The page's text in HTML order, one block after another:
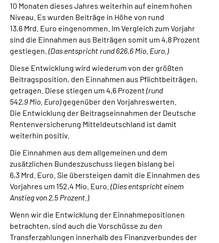
10 Monaten dieses Jahres weiterhin auf einem hohen
Niveau. Es wurden Beiträge in Höhe von rund
13,6 Mrd. Euro eingenommen. Im Vergleich zum Vorjahr
sind die Einnahmen aus Beiträgen somit um 4,8 Prozent
gestiegen. (Das entspricht rund 626,6 Mio. Euro.)
Diese Entwicklung wird wiederum von der größten
Beitragsposition, den Einnahmen aus Pflichtbeiträgen,
getragen. Diese stiegen um 4,6 Prozent (rund
542,9 Mio. Euro)gegenüber den Vorjahreswerten.
Die Entwicklung der Beitragseinnahmen der Deutsche
Rentenversicherung Mitteldeutschland ist damit
weiterhin positiv.
Die Einnahmen aus dem allgemeinen und dem
zusätzlichen Bundeszuschuss liegen bislang bei
6,3 Mrd. Euro. Sie übersteigen damit die Einnahmen des
Vorjahres um 152,4 Mio. Euro. (Dies entspricht einem
Anstieg von 2,5 Prozent.)
Wenn wir die Entwicklung der Einnahmepositionen
betrachten, sind auch die Vorschüsse zu den
Transferzahlungen innerhalb des Finanzverbundes der